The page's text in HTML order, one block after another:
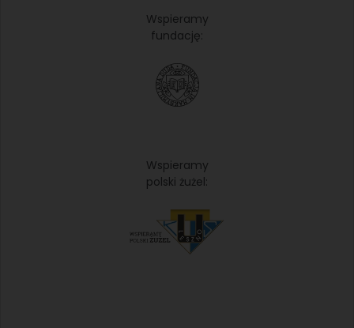
Wspieramy
fundację:
Wspieramy
polski żużel: